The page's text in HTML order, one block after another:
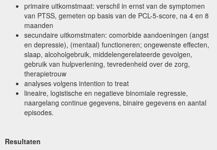
primaire uitkomstmaat: verschil in ernst van de symptomen
van PTSS, gemeten op basis van de PCL-5-score, na 4 en 8
maanden
secundaire uitkomstmaten: comorbide aandoeningen (angst
en depressie), (mentaal) functioneren; ongewenste effecten,
slaap, alcoholgebruik, middelengerelateerde gevolgen,
gebruik van hulpverlening, tevredenheid over de zorg,
therapietrouw
analyses volgens intention to treat
lineaire, logistische en negatieve binomiale regressie,
naargelang continue gegevens, binaire gegevens en aantal
episodes.
Resultaten